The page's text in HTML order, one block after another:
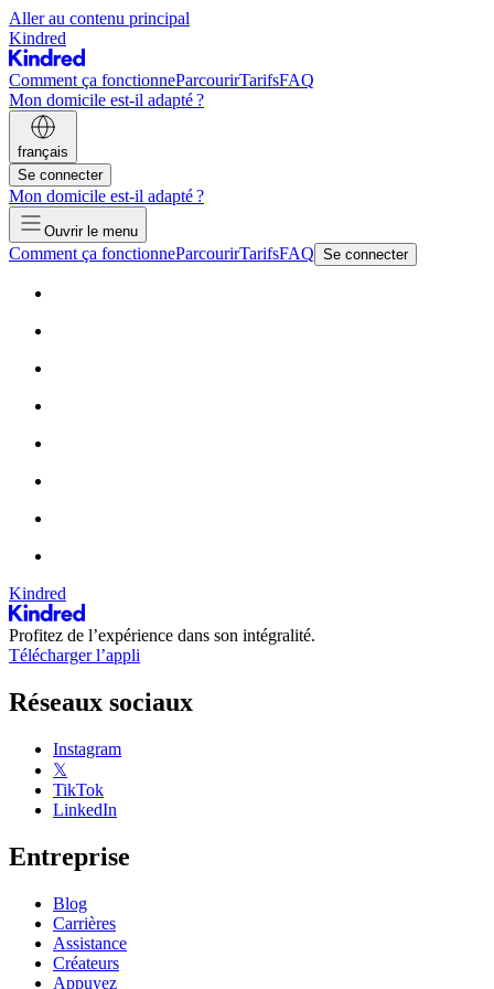
Aller au contenu principal
Kindred
Comment ça fonctionneParcourirTarifsFAQ
Mon domicile est-il adapté ?
français
Se connecter
Mon domicile est-il adapté ?
Ouvrir le menu
Comment ça fonctionneParcourirTarifsFAQ Se connecter
Kindred
Profitez de l’expérience dans son intégralité.
Télécharger l’appli
Réseaux sociaux
Instagram
𝕏
TikTok
LinkedIn
Entreprise
Blog
Carrières
Assistance
Créateurs
Appuyez